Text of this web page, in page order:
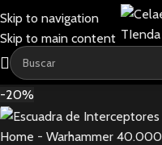
Skip to navigation
Skip to main content
-20%
Home - Warhammer 40.000